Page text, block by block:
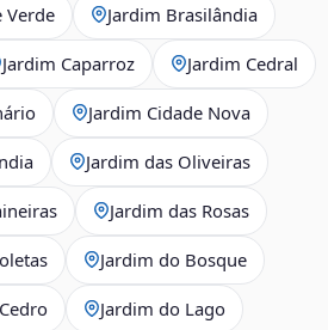
Verde Jardim Brasilândia
Jardim Caparroz Jardim Cedral
Jardim Cidade Nova
Jardim das Oliveiras
Jardim das Rosas
Jardim do Bosque
Jardim do Lago